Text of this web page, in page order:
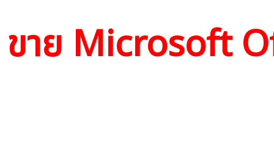
ขาย Microsoft